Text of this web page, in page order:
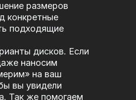
размеров
конкретные
подходящие
дисков. Если
наносим
на ваш
вы увидели
Так же помогаем